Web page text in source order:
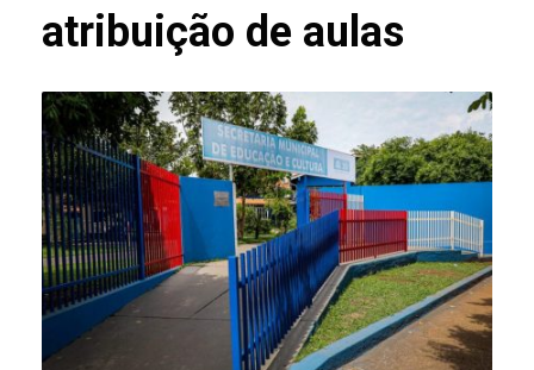
atribuição de aulas